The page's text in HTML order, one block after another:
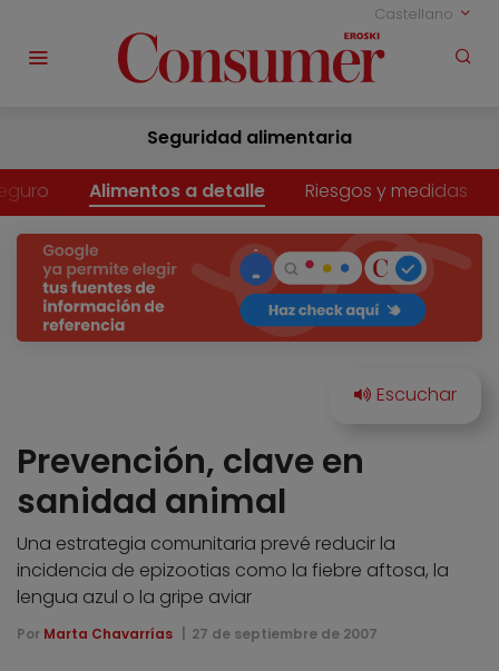
Castellano
Seguridad alimentaria
Alimentos a detalle Riesgos y medidas
Prevención, clave en
sanidad animal
Una estrategia comunitaria prevé reducir la
incidencia de epizootias como la fiebre aftosa, la
lengua azul o la gripe aviar
Por Marta Chavarrías 27 de septiembre de 2007